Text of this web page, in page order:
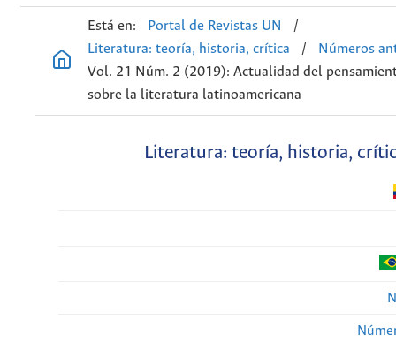
Está en: Portal de Revistas UN
/
Literatura: teoría, historia, crítica
/
Números
Vol. 21 Núm. 2 (2019): Actualidad del
sobre la literatura latinoamericana
Literatura: teoría, historia,